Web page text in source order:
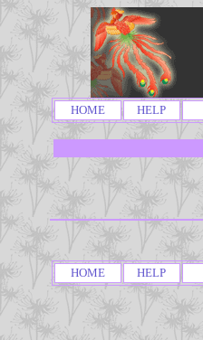
HOME HELP
HOME HELP